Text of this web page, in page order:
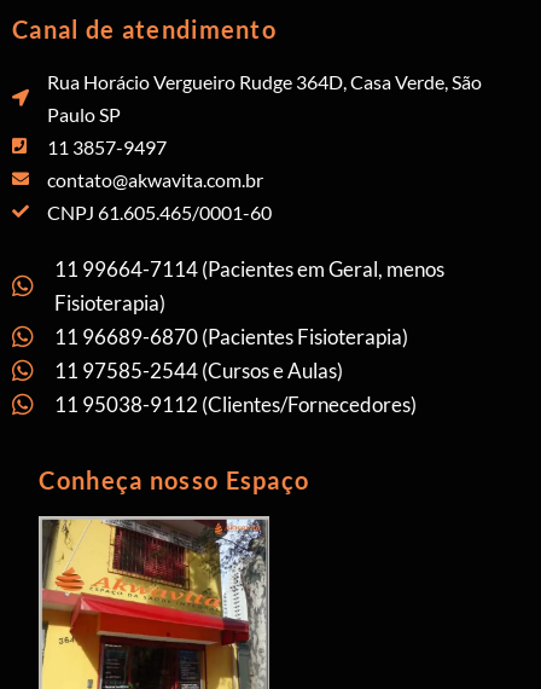
Canal de atendimento
Rua Horácio Vergueiro Rudge 364D, Casa Verde, São
Paulo SP
11 3857-9497
contato@akwavita.com.br
CNPJ 61.605.465/0001-60
11 99664-7114 (Pacientes em Geral, menos
Fisioterapia)
11 96689-6870 (Pacientes Fisioterapia)
11 97585-2544 (Cursos e Aulas)
11 95038-9112 (Clientes/Fornecedores)
Conheça nosso Espaço